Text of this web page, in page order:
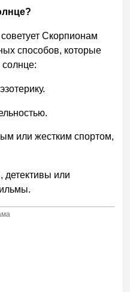
Скорпионам
способов, которые
солнце:
или жестким спортом,
или